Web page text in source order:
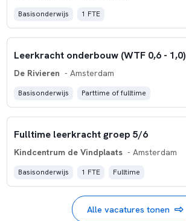
Basisonderwijs 1 FTE
Leerkracht onderbouw (WTF 0,6 - 1,0)
De Rivieren - Amsterdam
Basisonderwijs Parttime of fulltime
Fulltime leerkracht groep 5/6
Kindcentrum de Vindplaats - Amsterdam
Basisonderwijs 1 FTE Fulltime
Alle vacatures tonen